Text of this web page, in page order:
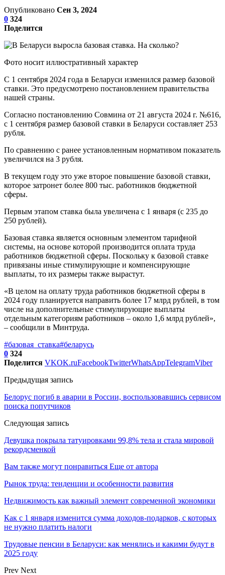
Опубликовано Сен 3, 2024
0 324
Поделится
Фото носит иллюстративный характер
С 1 сентября 2024 года в Беларуси изменился размер базовой
ставки. Это предусмотрено постановлением правительства
нашей страны.
Согласно постановлению Совмина от 21 августа 2024 г. №616,
с 1 сентября размер базовой ставки в Беларуси составляет 253
рубля.
По сравнению с ранее установленным нормативом показатель
увеличился на 3 рубля.
В текущем году это уже второе повышение базовой ставки,
которое затронет более 800 тыс. работников бюджетной
сферы.
Первым этапом ставка была увеличена с 1 января (с 235 до
250 рублей).
Базовая ставка является основным элементом тарифной
системы, на основе которой производится оплата труда
работников бюджетной сферы. Поскольку к базовой ставке
привязаны иные стимулирующие и компенсирующие
выплаты, то их размеры также вырастут.
«В целом на оплату труда работников бюджетной сферы в
2024 году планируется направить более 17 млрд рублей, в том
числе на дополнительные стимулирующие выплаты
отдельным категориям работников – около 1,6 млрд рублей»,
– сообщили в Минтруда.
#базовая_ставка#беларусь
0 324
Поделится VKOK.ruFacebookTwitterWhatsAppTelegramViber
Предыдущая запись
Белорус погиб в аварии в России, воспользовавшись сервисом
поиска попутчиков
Следующая запись
Девушка покрыла татуировками 99,8% тела и стала мировой
рекордсменкой
Вам также могут понравиться Еще от автора
Рынок труда: тенденции и особенности развития
Недвижимость как важный элемент современной экономики
Как с 1 января изменится сумма доходов-подарков, с которых
не нужно платить налоги
Трудовые пенсии в Беларуси: как менялись и какими будут в
2025 году
Prev Next